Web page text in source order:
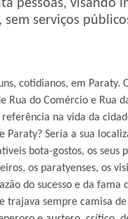
pessoas, visando
serviços
cotidianos, em Paraty.
Rua do Comércio e
na vida da
Seria a sua
bota-gostos, os seus
os paratyenses, os
do sucesso e da
trajava sempre camisa